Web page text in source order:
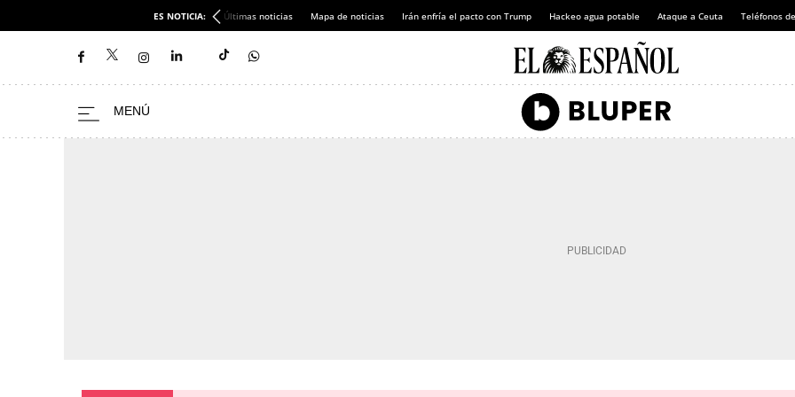
ES NOTICIA: Últimas noticias Mapa de noticias Irán enfría el pacto con Trump Hackeo agua potable Ataque a Ceuta Teléfonos